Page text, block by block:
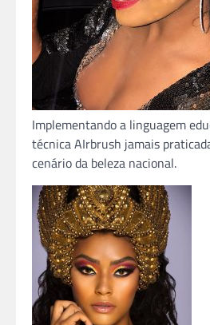
Implementando a linguagem
técnica AIrbrush jamais
cenário da beleza nacional.